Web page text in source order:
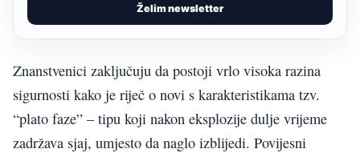
Želim newsletter
Znanstvenici zaključuju da postoji vrlo visoka razina
sigurnosti kako je riječ o novi s karakteristikama tzv.
“plato faze” – tipu koji nakon eksplozije dulje vrijeme
zadržava sjaj, umjesto da naglo izblijedi. Povijesni